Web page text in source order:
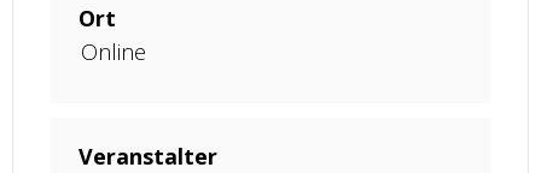
Ort
Online
Veranstalter